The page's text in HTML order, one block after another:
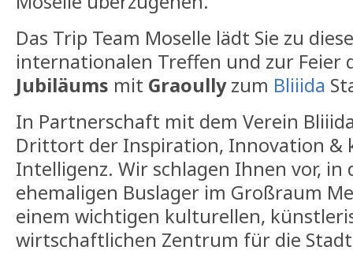
Das Trip Team Moselle lädt Sie zu
internationalen Treffen und zur Feier
Jubiläums mit Graoullyzum Bliiida
In Partnerschaft mit dem Verein
Drittort der Inspiration, Innovation &
Intelligenz. Wir schlagen Ihnen vor, in
ehemaligen Buslager im Großraum
einem wichtigen kulturellen,
wirtschaftlichen Zentrum für die